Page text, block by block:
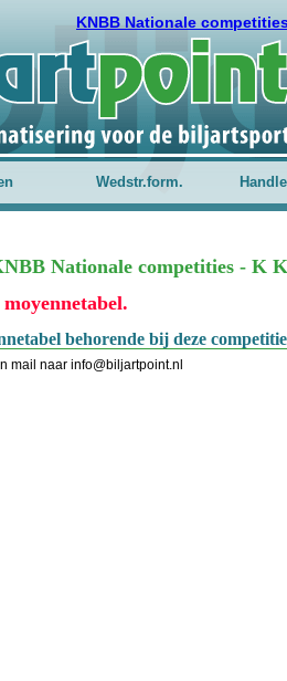
KNBB Nationale
Wedstr.form.
Nationale competities - K
behorende bij deze
mail naar info@biljartpoint.nl